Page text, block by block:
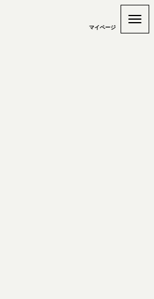
マイページ